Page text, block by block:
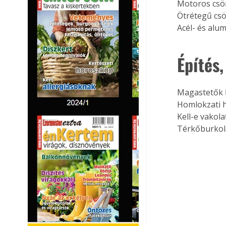
Motoros
Ötrétegű
Acél- és
Magastetők
Homlokzati
Kell-e